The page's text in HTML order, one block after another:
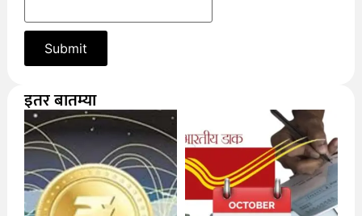
इतर बातम्या